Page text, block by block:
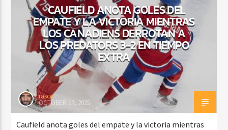
CAUFIELD ANOTA GOLES DEL
EMPATE Y LA VICTORIA MIENTRAS
LOS CANADIENS DERROTAN A
LOS PREDATORS 3-2 EN TIEMPO
EXTRA
rasco
OCTOBER 17, 2025
Caufield anota goles del empate y la victoria mientras